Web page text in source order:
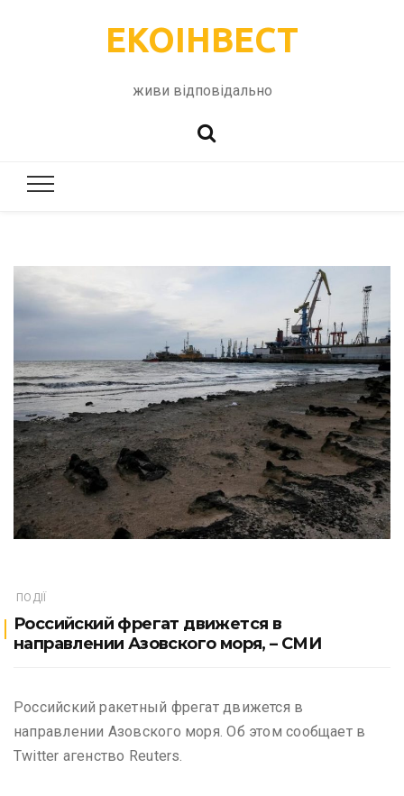
ЕКОІНВЕСТ
живи відповідально
ПОДІЇ
Российский фрегат движется в
направлении Азовского моря, – СМИ
Российский ракетный фрегат движется в
направлении Азовского моря. Об этом сообщает в
Twitter агенство Reuters.